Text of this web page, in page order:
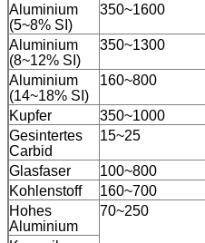
Aluminium
(5~8% SI)
350~1600
Aluminium
(8~12% SI)
350~1300
Aluminium
(14~18% SI)
160~800
Kupfer 350~1000
Gesintertes
Carbid
15~25
Glasfaser 100~800
Kohlenstoff
160~700
Hohes
Aluminium
70~250